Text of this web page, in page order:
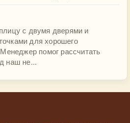
с двумя дверями и
для хорошего
помог рассчитать
наш не...